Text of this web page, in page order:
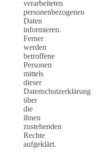
verarbeiteten
personenbezogenen
Daten
informieren.
Ferner
werden
betroffene
Personen
mittels
dieser
Datenschutzerklärung
über
die
ihnen
zustehenden
Rechte
aufgeklärt.